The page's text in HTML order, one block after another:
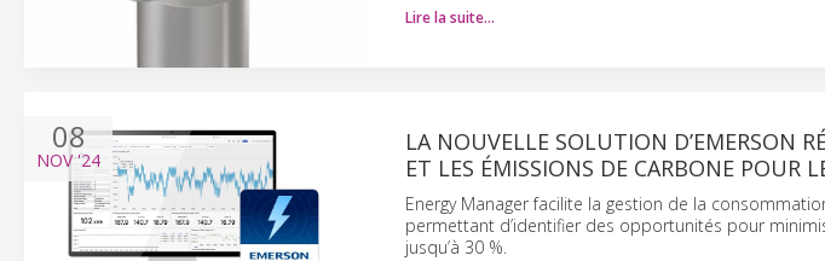
Lire la suite…
08
NOV'24
LA NOUVELLE SOLUTION D’EMERSON
ET LES ÉMISSIONS DE CARBONE POUR
Energy Manager facilite la gestion de la
permettant d’identifier des opportunités pour
jusqu’à 30 %.